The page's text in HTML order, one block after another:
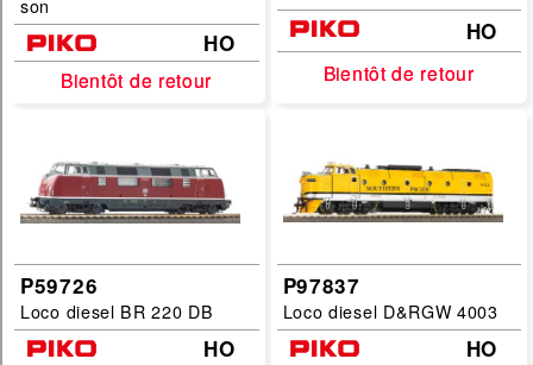
son
HO
Bientôt de retour
Bientôt de retour
HO
Bientôt de retour
Bientôt de retour
P59726
Loco diesel BR 220 DB
HO
P97837
Loco diesel D&RGW 4003
HO